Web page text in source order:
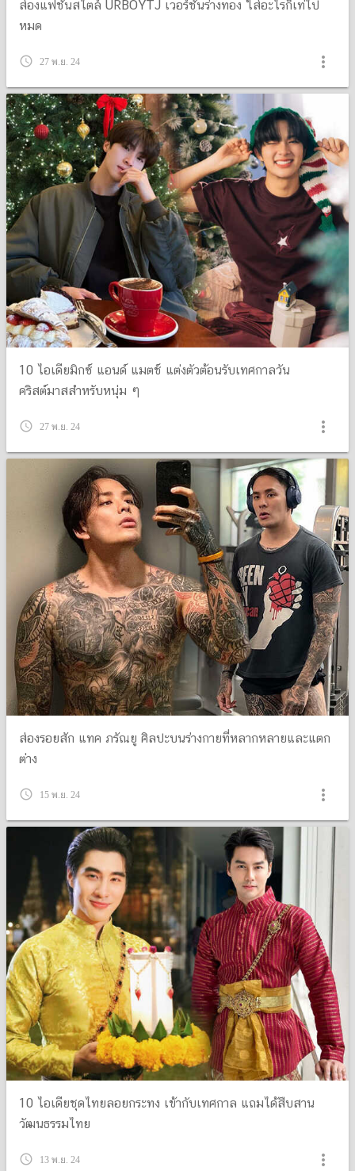
ส่องแฟชั่นสไตล์ URBOYTJ เวอร์ชั่นร่างทอง ใส่อะไรก็เท่ไป
หมด
query_builder 27 พ.ย. 24 more_vert
10 ไอเดียมิกซ์ แอนด์ แมตช์ แต่งตัวต้อนรับเทศกาลวัน
คริสต์มาสสำหรับหนุ่ม ๆ
query_builder 27 พ.ย. 24 more_vert
ส่องรอยสัก แทค ภรัณยู ศิลปะบนร่างกายที่หลากหลายและแตก
ต่าง
query_builder 15 พ.ย. 24 more_vert
10 ไอเดียชุดไทยลอยกระทง เข้ากับเทศกาล แถมได้สืบสาน
วัฒนธรรมไทย
query_builder 13 พ.ย. 24 more_vert